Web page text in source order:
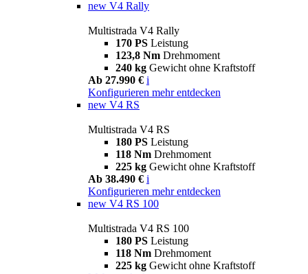
new V4 Rally
Multistrada V4 Rally
170 PS Leistung
123,8 Nm Drehmoment
240 kg Gewicht ohne Kraftstoff
Ab 27.990 € i
Konfigurieren mehr entdecken
new V4 RS
Multistrada V4 RS
180 PS Leistung
118 Nm Drehmoment
225 kg Gewicht ohne Kraftstoff
Ab 38.490 € i
Konfigurieren mehr entdecken
new V4 RS 100
Multistrada V4 RS 100
180 PS Leistung
118 Nm Drehmoment
225 kg Gewicht ohne Kraftstoff